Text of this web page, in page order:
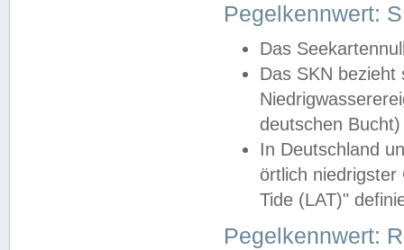
Pegelkennwert:
Das
Das SKN
deutschen
In Deutschland
örtlich
Tide (LAT)"
Pegelkennwert: